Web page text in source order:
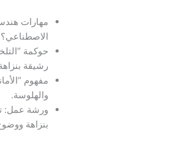
مهارات
الاصطناعي؟
حوكمة
رشيقة
مفهوم
والهلوسة.
ورشة عمل:
بنزاهة